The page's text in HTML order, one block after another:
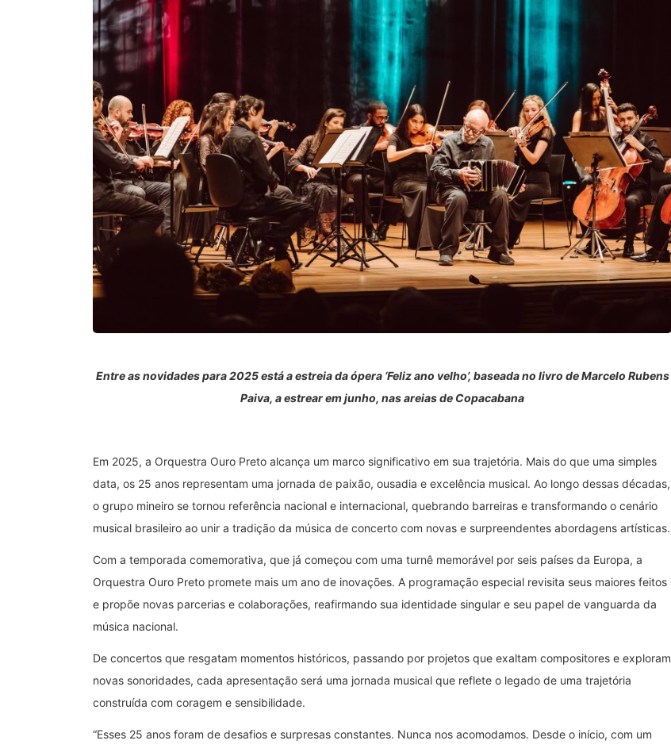
Entre as novidades para 2025 está a estreia da ópera ‘Feliz ano velho’, baseada no livro de Marcelo Rubens
Paiva, a estrear em junho, nas areias de Copacabana
Em 2025, a Orquestra Ouro Preto alcança um marco significativo em sua trajetória. Mais do que uma simples
data, os 25 anos representam uma jornada de paixão, ousadia e excelência musical. Ao longo dessas décadas,
o grupo mineiro se tornou referência nacional e internacional, quebrando barreiras e transformando o cenário
musical brasileiro ao unir a tradição da música de concerto com novas e surpreendentes abordagens artísticas.
Com a temporada comemorativa, que já começou com uma turnê memorável por seis países da Europa, a
Orquestra Ouro Preto promete mais um ano de inovações. A programação especial revisita seus maiores feitos
e propõe novas parcerias e colaborações, reafirmando sua identidade singular e seu papel de vanguarda da
música nacional.
De concertos que resgatam momentos históricos, passando por projetos que exaltam compositores e exploram
novas sonoridades, cada apresentação será uma jornada musical que reflete o legado de uma trajetória
construída com coragem e sensibilidade.
“Esses 25 anos foram de desafios e surpresas constantes. Nunca nos acomodamos. Desde o início, com um